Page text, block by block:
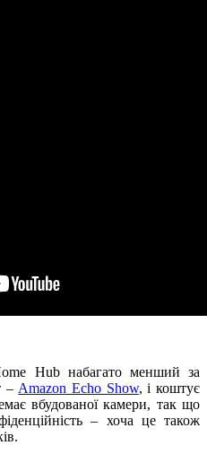
Hub набагато менший за
– Amazon Echo Show, і коштує
вбудованої камери, так що
– хоча це також